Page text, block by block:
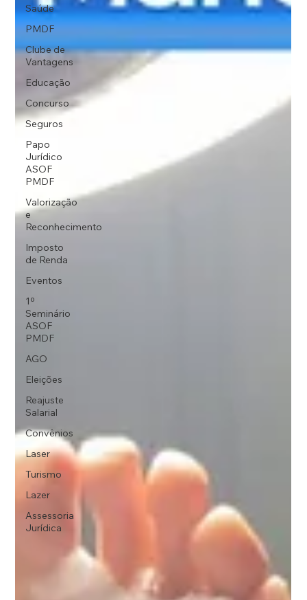
Saúde
PMDF
Clube de
Vantagens
Educação
Concurso
Seguros
Papo
Jurídico
ASOF
PMDF
Valorização
e
Reconhecimento
Imposto
de Renda
Eventos
1º
Seminário
ASOF
PMDF
AGO
Eleições
Reajuste
Salarial
Convênios
Laser
Turismo
Lazer
Assessoria
Jurídica